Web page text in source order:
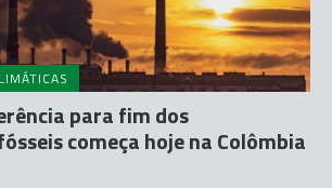
para fim dos
começa hoje na Colômbia